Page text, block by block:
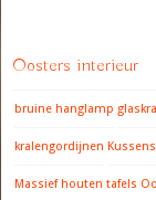
Oosters interieur
bruine hanglamp
kralengordijnen
Massief houten tafels